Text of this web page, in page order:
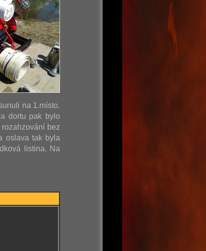
na 1.místo.
dortu pak bylo
bez
oslava tak byla
listina. Na